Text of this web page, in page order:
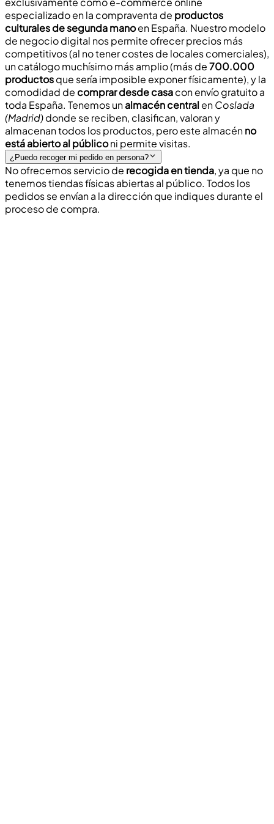
especializado en la compraventa de productos
culturales de segunda manoen España. Nuestro modelo
de negocio digital nos permite ofrecerprecios más
competitivos(al no tener costes de locales comerciales),
un catálogo muchísimo más amplio (más de700.000
productosque sería imposible exponer físicamente), y la
comodidad decomprar desde casaconenvío gratuitoa
toda España. Tenemos unalmacén centralenCoslada
(Madrid)donde se reciben, clasifican, valoran y
almacenan todos los productos, pero este almacénno
está abierto al públiconi permite visitas.
¿Puedo recoger mi pedido en persona?
No ofrecemos servicio de recogida en tienda, ya que no
tenemos tiendas físicas abiertas al público. Todos los
pedidos se envían a la dirección que indiquesdurante el
proceso de compra.